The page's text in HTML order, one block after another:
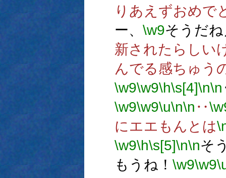
りあえずおめで
ー、 \w9そうだ
新されたらしい
んでる感ちゅう
\w9\w9\h\s[4]\n\n
\w9\w9\u\n\n ‥
にエエもんとは
\w9\h\s[5]\n\nそ
もうね！ \w9\w9